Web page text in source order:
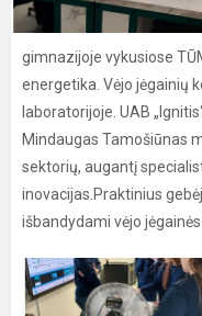
gimnazijoje vykusiose
energetika. Vėjo jėgainių
laboratorijoje. UAB
Mindaugas Tamošiūnas
sektorių, augantį
inovacijas.Praktinius
išbandydami vėjo jėgainės